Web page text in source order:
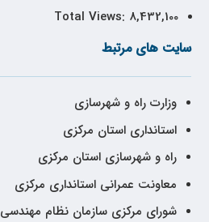
Total Views: 8,432,100
سایت های مرتبط
وزارت راه و شهرسازی
استانداری استان مرکزی
راه و شهرسازی استان مرکزی
معاونت عمرانی استانداری مرکزی
شورای مرکزی سازمان نظام مهندسی